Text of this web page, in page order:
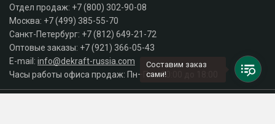
Отдел продаж: +7 (800) 302-90-08
Москва: +7 (499) 385-55-70
Санкт-Петербург: +7 (812) 649-21-72
Оптовые заказы: +7 (921) 366-05-43
E-mail: info@dekraft-russia.com
Часы работы офиса продаж: Пн–Пт с 10:00 до 18:00
Составим заказ
сами!